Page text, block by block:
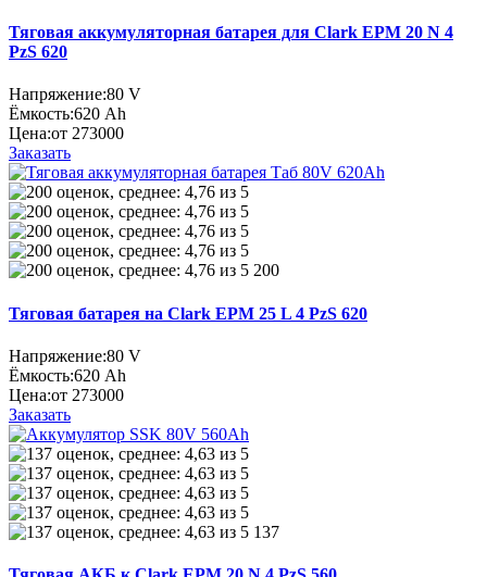
Тяговая аккумуляторная батарея для Clark EPM 20 N 4
PzS 620
Напряжение:80 V
Ёмкость:620 Ah
Цена:от 273000
Заказать
200
Тяговая батарея на Clark EPM 25 L 4 PzS 620
Напряжение:80 V
Ёмкость:620 Ah
Цена:от 273000
Заказать
137